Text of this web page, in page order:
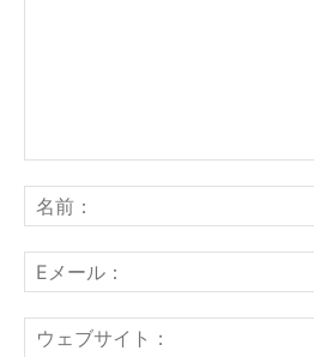
ン
ト：